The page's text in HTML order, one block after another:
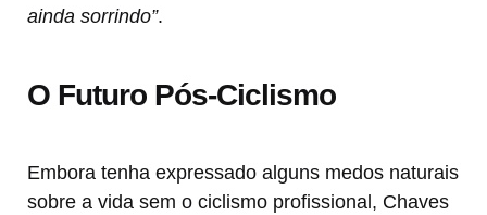
ainda sorrindo”.
O Futuro Pós-Ciclismo
Embora tenha expressado alguns medos naturais
sobre a vida sem o ciclismo profissional, Chaves